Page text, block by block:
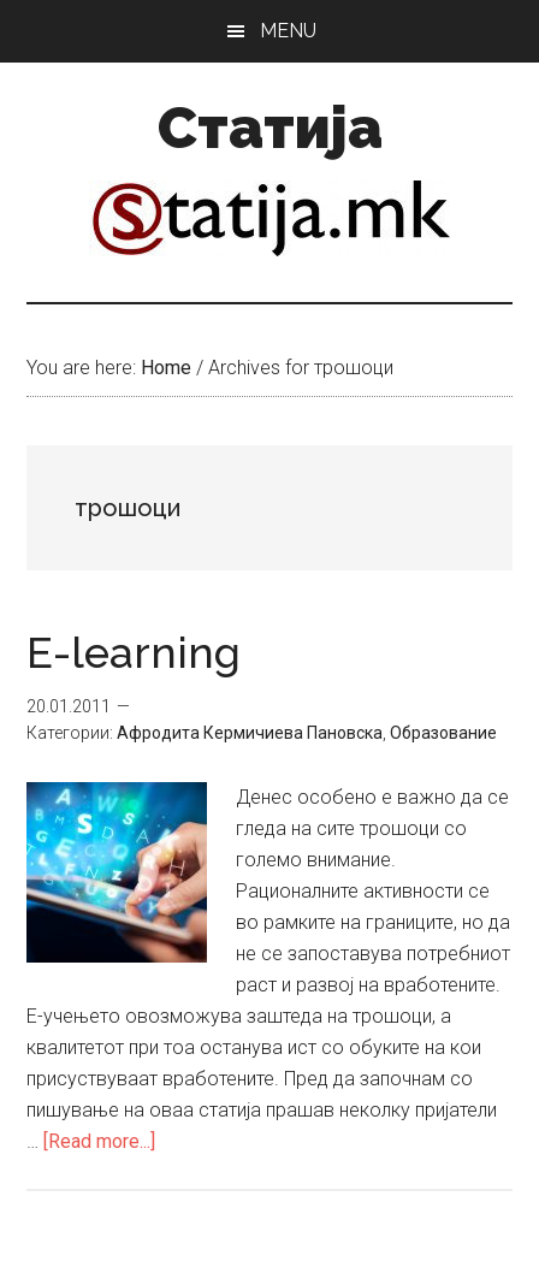
MENU
Статија
You are here: Home / Archives for трошоци
трошоци
E-learning
20.01.2011
Категории:Aфродита Кермичиева Пановска ,Образование
Денес особено е важно да се
гледа на сите трошоци со
големо внимание.
Рационалните активности се
во рамките на границите, но да
не се запоставува потребниот
раст и развој на вработените.
Е-учењето овозможува заштеда на трошоци, а
квалитетот при тоа останува ист со обуките на кои
присуствуваат вработените. Пред да започнам со
пишување на оваа статија прашав неколку пријатели
… [Read more...]